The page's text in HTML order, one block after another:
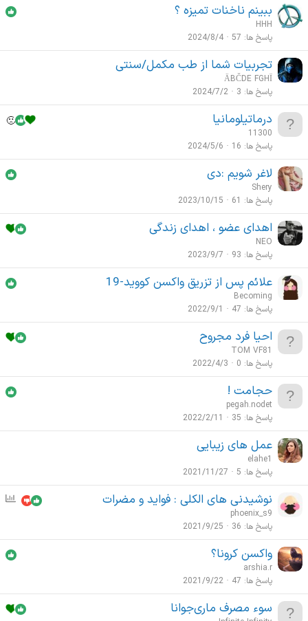
ببینم ناخنات تمیزه ؟
HHH
پاسخ ها 57
2024/8/4
تجربیات شما از طب مکمل/سنتی
ÄBČDE FGHÏ
پاسخ ها 3
2024/7/2
درماتیلومانیا
11300
پاسخ ها 16
2024/5/6
لاغر شویم :دی
Shery
پاسخ ها
61
2023/10/15
اهدای عضو ، اهدای زندگی
NEO
پاسخ ها 93
2023/9/7
علائم پس از تزریق واکسن کووید-19
Becoming
پاسخ ها 47
2022/9/1
احیا فرد مجروح
TOM VF81
پاسخ ها 0
2022/4/3
حجامت !
pegah.nodet
پاسخ ها 35
2022/2/11
عمل های زیبایی
elahe1
پاسخ ها 5
2021/11/27
ن
ن
نوشیدنی های الکلی : فواید و مضرات
phoenix_s9
پاسخ ها 36
2021/9/25
واکسن کرونا؟
arshia.r
پاسخ ها 47
2021/9/22
سوء مصرف ماری‌جوانا